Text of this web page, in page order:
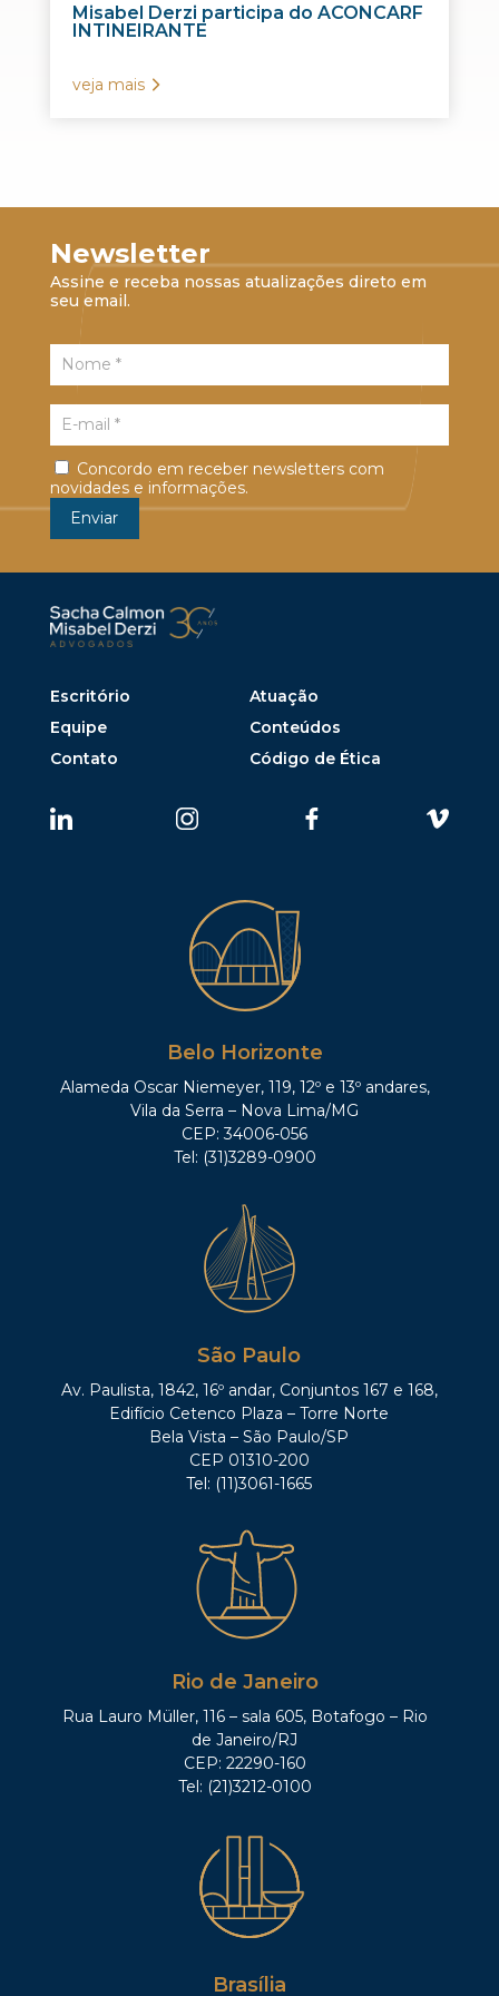
Misabel Derzi participa do ACONCARF
INTINEIRANTE
veja mais
Newsletter
Assine e receba nossas atualizações direto em
seu email.
Concordo em receber newsletters com
novidades e informações.
Escritório
Atuação
Equipe
Conteúdos
Contato
Código de Ética
Belo Horizonte
Alameda Oscar Niemeyer, 119, 12º e 13º andares,
Vila da Serra – Nova Lima/MG
CEP: 34006-056
Tel: (31)3289-0900
São Paulo
Av. Paulista, 1842, 16º andar, Conjuntos 167 e 168,
Edifício Cetenco Plaza – Torre Norte
Bela Vista – São Paulo/SP
CEP 01310-200
Tel: (11)3061-1665
Rio de Janeiro
Rua Lauro Müller, 116 – sala 605, Botafogo – Rio
de Janeiro/RJ
CEP: 22290-160
Tel: (21)3212-0100
Brasília